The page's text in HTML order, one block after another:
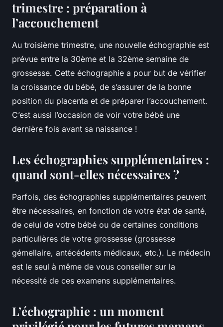
trimestre : préparation à
l’accouchement
Au troisième trimestre, une nouvelle échographie est
prévue entre la 30ème et la 32ème semaine de
grossesse. Cette échographie a pour but de vérifier
la croissance du bébé, de s’assurer de la bonne
position du placenta et de préparer l’accouchement.
C’est aussi l’occasion de voir votre bébé une
dernière fois avant sa naissance !
Les échographies supplémentaires :
quand sont-elles nécessaires ?
Parfois, des échographies supplémentaires peuvent
être nécessaires, en fonction de votre état de santé,
de celui de votre bébé ou de certaines conditions
particulières de votre grossesse (grossesse
gémellaire, antécédents médicaux, etc.). Le médecin
est le seul à même de vous conseiller sur la
nécessité de ces examens supplémentaires.
L’échographie : un moment